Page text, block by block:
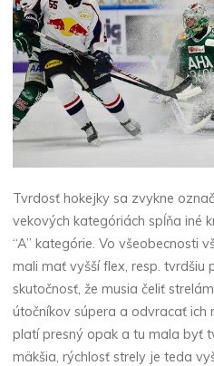
Tvrdosť hokejky sa zvykne
vekových kategóriách spĺňa iné
“A” kategórie. Vo všeobecnosti
mali mať vyšší flex, resp. tvrdšiu
skutočnosť, že musia čeliť
útočníkov súpera a odvracať ich
platí presný opak a tu mala byť
mäkšia, rýchlosť strely je teda